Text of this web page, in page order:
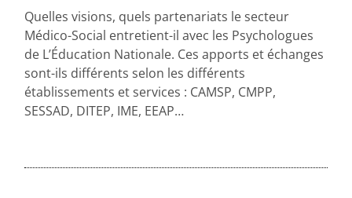
Quelles visions, quels partenariats le secteur
Médico-Social entretient-il avec les Psychologues
de L’Éducation Nationale. Ces apports et échanges
sont-ils différents selon les différents
établissements et services : CAMSP, CMPP,
SESSAD, DITEP, IME, EEAP…